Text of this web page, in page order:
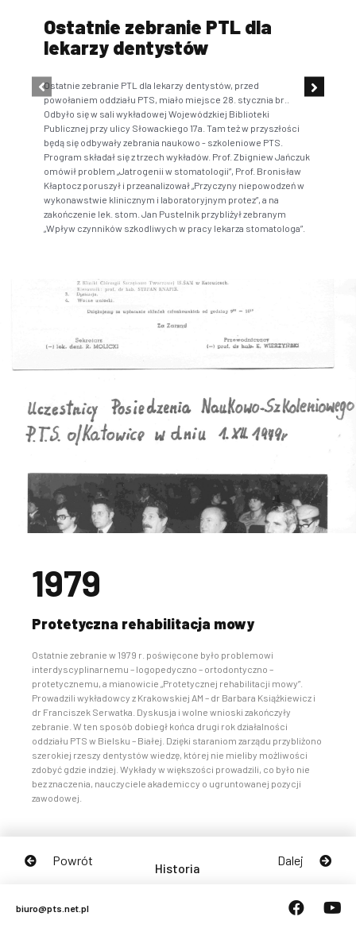
Ostatnie zebranie PTL dla
lekarzy dentystów
Ostatnie zebranie PTL dla lekarzy dentystów, przed
powołaniem oddziału PTS, miało miejsce 28. stycznia br..
Odbyło się w sali wykładowej Wojewódzkiej Biblioteki
Publicznej przy ulicy Słowackiego 17a. Tam też w przyszłości
będą się odbywały zebrania naukowo - szkoleniowe PTS.
Program składał się z trzech wykładów. Prof. Zbigniew Jańczuk
omówił problem „Jatrogenii w stomatologii”, Prof. Bronisław
Kłaptocz poruszył i przeanalizował „Przyczyny niepowodzeń w
wykonawstwie klinicznym i laboratoryjnym protez”, a na
zakończenie lek. stom. Jan Pustelnik przybliżył zebranym
„Wpływ czynników szkodliwych w pracy lekarza stomatologa”.
1979
Protetyczna rehabilitacja mowy
Ostatnie zebranie w 1979 r. poświęcone było problemowi
interdyscyplinarnemu – logopedyczno – ortodontyczno –
protetycznemu, a mianowicie „Protetycznej rehabilitacji mowy”.
Prowadzili wykładowcy z Krakowskiej AM – dr Barbara Książkiewicz i
dr Franciszek Serwatka. Dyskusja i wolne wnioski zakończyły
zebranie. W ten sposób dobiegł końca drugi rok działalności
oddziału PTS w Bielsku – Białej. Dzięki staraniom zarządu przybliżono
szerokiej rzeszy dentystów wiedzę, której nie mieliby możliwości
zdobyć gdzie indziej. Wykłady w większości prowadzili, co było nie
bez znaczenia, nauczyciele akademiccy o ugruntowanej pozycji
zawodowej.
Powrót
Historia
Dalej
biuro@pts.net.pl